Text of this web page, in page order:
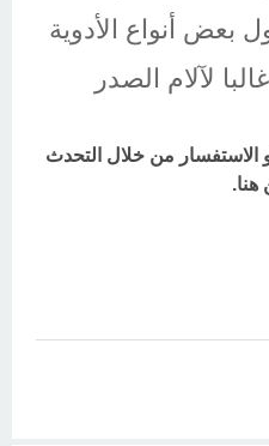
بعض أنواع الأدوية
لآلام الصدر
من خلال التحدث
هنا.